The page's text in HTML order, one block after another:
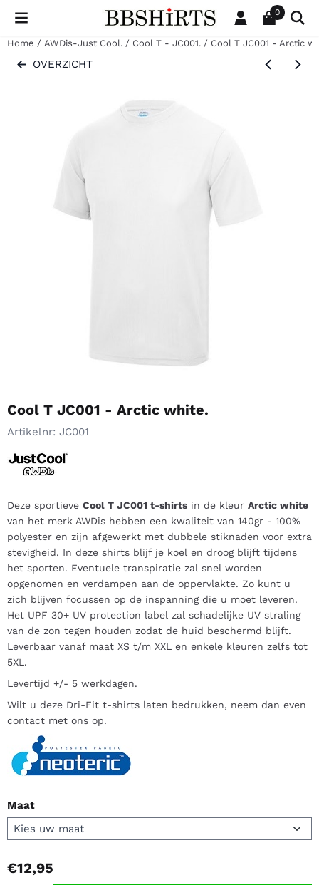
Cookievoorkeuren zijn beschikbaar. Kies instellingen of sta
0
Home / AWDis-Just Cool. / Cool T - JC001. / Cool T JC001 - Arctic
OVERZICHT
Cool T JC001 - Arctic white.
Artikelnr: JC001
Deze sportieve Cool T JC001 t-shirts in de kleur Arctic white
van het merk AWDis hebben een kwaliteit van 140gr - 100%
polyester en zijn afgewerkt met dubbele stiknaden voor extra
stevigheid. In deze shirts blijf je koel en droog blijft tijdens
het sporten. Eventuele transpiratie zal snel worden
opgenomen en verdampen aan de oppervlakte. Zo kunt u
zich blijven focussen op de inspanning die u moet leveren.
Het UPF 30+ UV protection label zal schadelijke UV straling
van de zon tegen houden zodat de huid beschermd blijft.
Leverbaar vanaf maat XS t/m XXL en enkele kleuren zelfs tot
5XL.
Levertijd +/- 5 werkdagen.
Wilt u deze Dri-Fit t-shirts laten bedrukken, neem dan even
contact met ons op.
Maat
€12,95